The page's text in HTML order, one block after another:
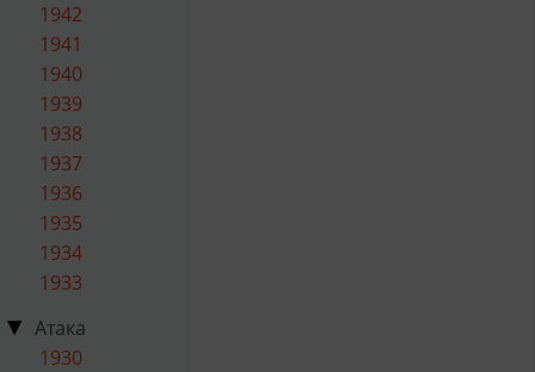
1942
1941
1940
1939
1938
1937
1936
1935
1934
1933
Атака
1930